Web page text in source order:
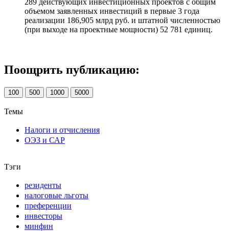
289 действующих инвестиционных проектов с общим
объемом заявленных инвестиций в первые 3 года
реализации 186,905 млрд руб. и штатной численностью
(при выходе на проектные мощности) 52 781 единиц.
Поощрить публикацию:
100 500 1000 5000
Темы
Налоги и отчисления
ОЭЗ и САР
Тэги
резиденты
налоговые льготы
преференции
инвесторы
минфин